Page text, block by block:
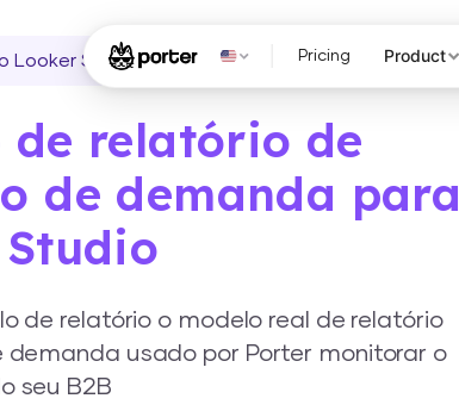
Pricing Product
Looker Studio
de relatório de
de demanda para
de relatório o modelo real de relatório
demanda usado por Porter monitorar o
seu B2B